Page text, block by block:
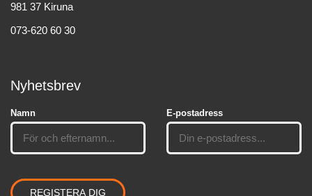
981 37 Kiruna
073-620 60 30
Nyhetsbrev
Namn E-postadress